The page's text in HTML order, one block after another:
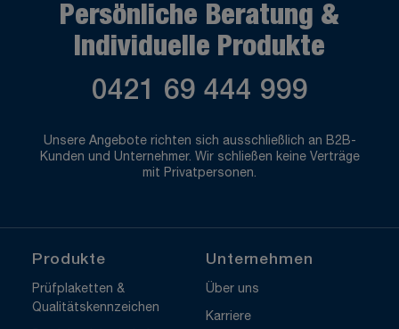
Persönliche Beratung &
Individuelle Produkte
0421 69 444 999
Unsere Angebote richten sich ausschließlich an B2B-
Kunden und Unternehmer. Wir schließen keine Verträge
mit Privatpersonen.
Produkte
Prüfplaketten &
Qualitätskennzeichen
Unternehmen
Über uns
Karriere